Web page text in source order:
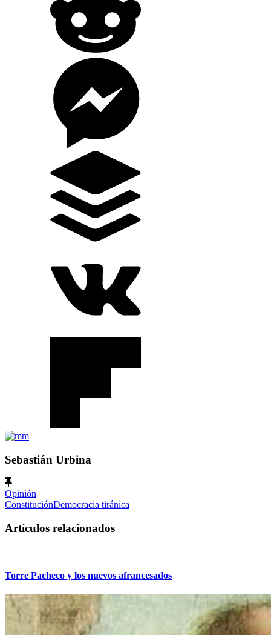
Sebastián Urbina
Opinión
ConstituciónDemocracia tiránica
Artículos relacionados
Torre Pacheco y los nuevos afrancesados